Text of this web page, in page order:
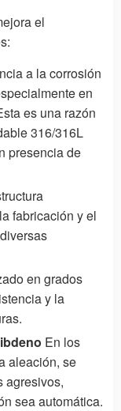
el
a la corrosión
en
es una razón
316/316L
presencia de
fabricación y el
en grados
y la
En los
aleación, se
agresivos,
sea automática.